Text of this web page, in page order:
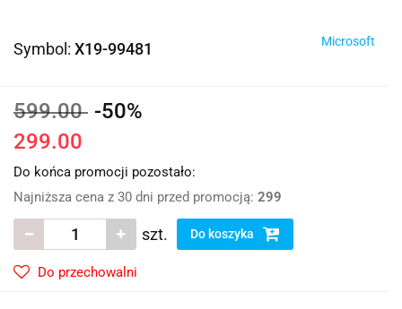
Symbol: X19-99481 Microsoft
599.00 -50%
299.00
Do końca promocji pozostało:
Najniższa cena z 30 dni przed promocją: 299
szt. Do koszyka
Do przechowalni